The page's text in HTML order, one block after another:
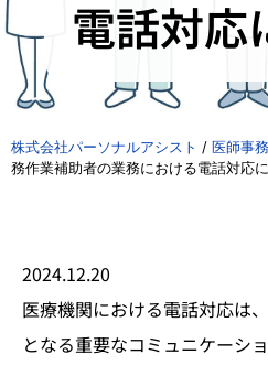
電話対応
株式会社パーソナルアシスト / 医師事
務作業補助者の業務における電話対応
2024.12.20
医療機関における電話対応は
となる重要なコミュニケーシ